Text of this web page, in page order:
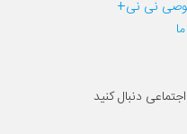
نی نی+
دنبال کنید